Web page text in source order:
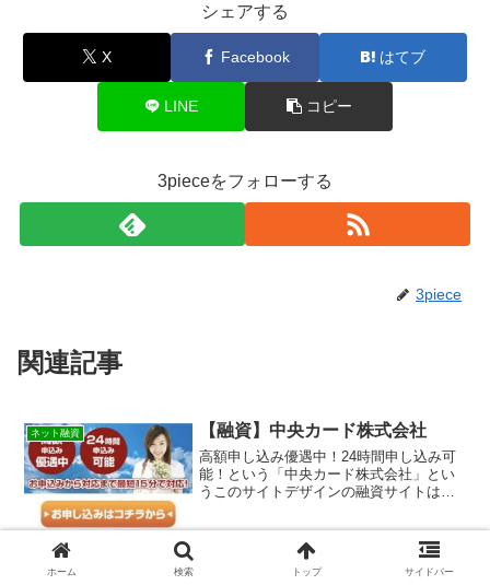
シェアする
X Facebook はてブ
LINE コピー
3pieceをフォローする
3piece
関連記事
ネット融資 【融資】中央カード株式会社
高額申し込み優遇中！24時間申し込み可
能！という「中央カード株式会社」とい
うこのサイトデザインの融資サイトは正
絶対に借りないようにしてください！ス
マホ検索で簡単にヒットしてしまう融資
会社サイトですが、融資...
ホーム 検索 トップ サイドバー